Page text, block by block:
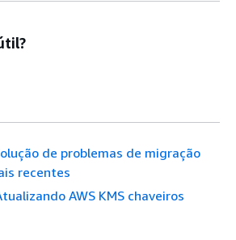
de problemas de migração
recentes
AWS KMS chaveiros